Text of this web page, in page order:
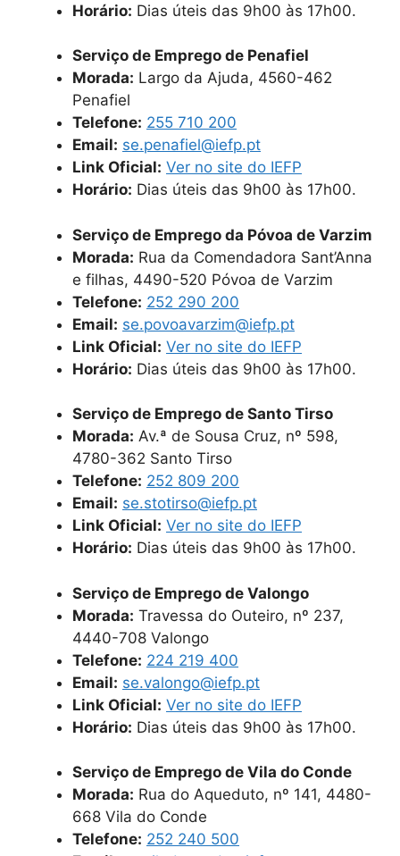
Horário: Dias úteis das 9h00 às 17h00.
Serviço de Emprego de Penafiel
Morada: Largo da Ajuda, 4560-462
Penafiel
Telefone: 255 710 200
Email: se.penafiel@iefp.pt
Link Oficial: Ver no site do IEFP
Horário: Dias úteis das 9h00 às 17h00.
Serviço de Emprego da Póvoa de Varzim
Morada: Rua da Comendadora Sant’Anna
e filhas, 4490-520 Póvoa de Varzim
Telefone: 252 290 200
Email: se.povoavarzim@iefp.pt
Link Oficial: Ver no site do IEFP
Horário: Dias úteis das 9h00 às 17h00.
Serviço de Emprego de Santo Tirso
Morada: Av.ª de Sousa Cruz, nº 598,
4780-362 Santo Tirso
Telefone: 252 809 200
Email: se.stotirso@iefp.pt
Link Oficial: Ver no site do IEFP
Horário: Dias úteis das 9h00 às 17h00.
Serviço de Emprego de Valongo
Morada: Travessa do Outeiro, nº 237,
4440-708 Valongo
Telefone: 224 219 400
Email: se.valongo@iefp.pt
Link Oficial: Ver no site do IEFP
Horário: Dias úteis das 9h00 às 17h00.
Serviço de Emprego de Vila do Conde
Morada: Rua do Aqueduto, nº 141, 4480-
668 Vila do Conde
Telefone: 252 240 500